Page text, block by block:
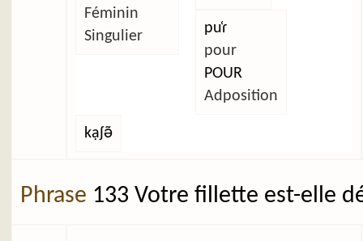
Féminin
Singulier
pu̜ɾ
pour
POUR
Adposition
kạʃə̃
Phrase 133 Votre fillette est-elle